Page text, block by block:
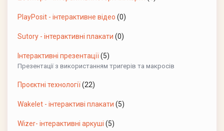
PlayPosit - інтерактивне відео (0)
Sutory - інтерактивні плакати (0)
Інтерактивні презентації(5)
Презентації з використанням тригерів та макросів
Проєктні технології(22)
Wakelet - інтерактиві плакати (5)
Wizer- інтерактивні аркуші (5)